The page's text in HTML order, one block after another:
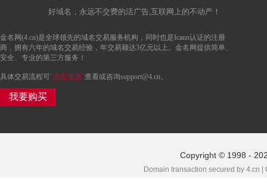
好域名，永远不交费的活广告,互联网上的不动产！
金名网(4.cn)是全球领先的域名交易服务机构，同时也是Icann认证的注册
商，拥有六年的域名交易经验，年交易额达3亿元以上。金名网提供简单、
安全、专业的第三方服务！
具体交易流程可“点击这里”查看或咨询support@4.cn。
我要购买
Copyright © 1998 -
Domain transaction secured by 4.cn